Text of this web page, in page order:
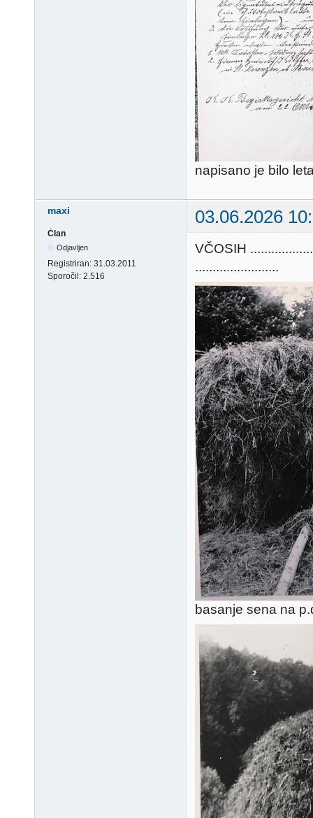
napisano je bilo
maxi 03.06.2026
Član
Odjavljen
Registriran: 31.03.2011
Sporočil: 2.516
VČOSIH
........................
basanje sena na